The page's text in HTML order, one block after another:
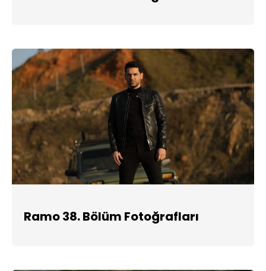
Ramo 38. Bölüm Fotoğrafları